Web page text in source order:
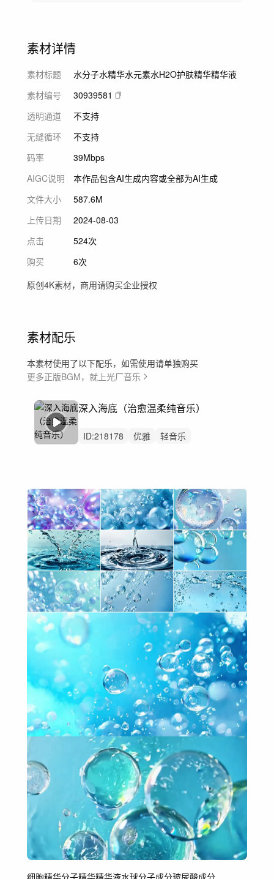
素材详情
素材标题
水分子水精华水元素水H2O护肤精华精华液
素材编号
30939581
透明通道
不支持
无缝循环
不支持
码率
39Mbps
AIGC说明
本作品包含AI生成内容或全部为AI生成
文件大小
587.6M
上传日期
2024-08-03
点击
524次
购买
6次
原创4K素材，商用请购买企业授权
素材配乐
本素材使用了以下配乐，如需使用请单独购买
更多正版BGM，就上光厂音乐
深入海底（治愈温柔纯音乐）
ID:218178 优雅 轻音乐
细胞精华分子精华精华液水球分子成分玻尿酸成分